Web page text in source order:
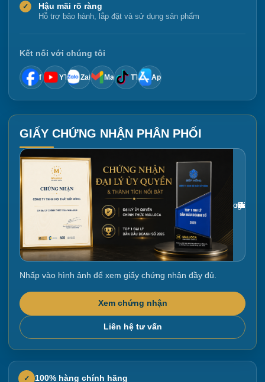
✓ Hậu mãi rõ ràng
Hỗ trợ bảo hành, lắp đặt và sử dụng sản phẩm
Kết nối với chúng tôi
f YT Zalo Mail TT App
GIẤY CHỨNG NHẬN PHÂN PHỐI
Gắn link ảnh giấy chứng nhận tại đây
Nhấp vào hình ảnh để xem giấy chứng nhận đầy đủ.
Xem chứng nhận
Liên hệ tư vấn
✓ 100% hàng chính hãng